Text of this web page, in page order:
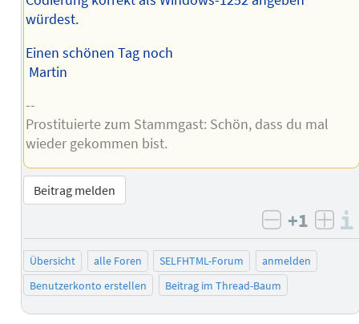
würdest.
Einen schönen Tag noch
Martin
--
Prostituierte zum Stammgast: Schön, dass du mal
wieder gekommen bist.
Beitrag melden
negativ
+1
Übersicht alle Foren SELFHTML-Forum
anmelden
Benutzerkonto erstellen
Beitrag im Thread-Baum